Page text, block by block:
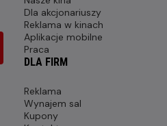
Dla akcjonariuszy
Reklama w kinach
Aplikacje mobilne
Praca
DLA FIRM
Reklama
Wynajem sal
Kupony